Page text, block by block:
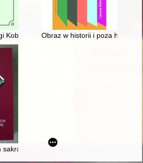
Kobiet w latach 1945-1989 w świetle jej
Obraz w historii i poza historią
dekanatu wąchockiego